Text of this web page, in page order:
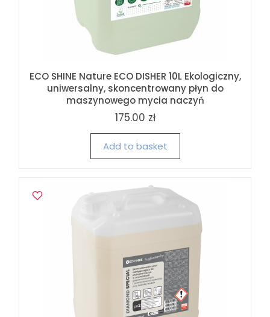
ECO SHINE Nature ECO DISHER 10L Ekologiczny,
uniwersalny, skoncentrowany płyn do
maszynowego mycia naczyń
175.00 zł
Add to basket